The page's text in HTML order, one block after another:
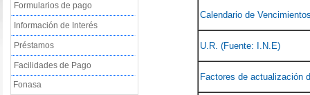
Formularios de pago
Información de Interés
Préstamos
Facilidades de Pago
Fonasa
Calendario de
U.R. (Fuente: I.N.E)
Factores de actualización